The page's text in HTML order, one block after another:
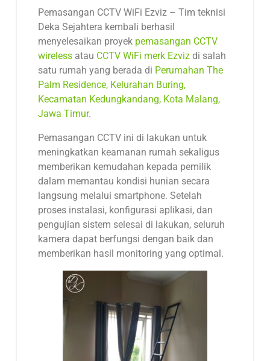
Pemasangan CCTV WiFi Ezviz – Tim teknisi
Deka Sejahtera kembali berhasil
menyelesaikan proyek pemasangan CCTV
wireless atau CCTV WiFi merk Ezviz di salah
satu rumah yang berada di Perumahan The
Palm Residence, Kelurahan Buring,
Kecamatan Kedungkandang, Kota Malang,
Jawa Timur.
Pemasangan CCTV ini di lakukan untuk
meningkatkan keamanan rumah sekaligus
memberikan kemudahan kepada pemilik
dalam memantau kondisi hunian secara
langsung melalui smartphone. Setelah
proses instalasi, konfigurasi aplikasi, dan
pengujian sistem selesai di lakukan, seluruh
kamera dapat berfungsi dengan baik dan
memberikan hasil monitoring yang optimal.